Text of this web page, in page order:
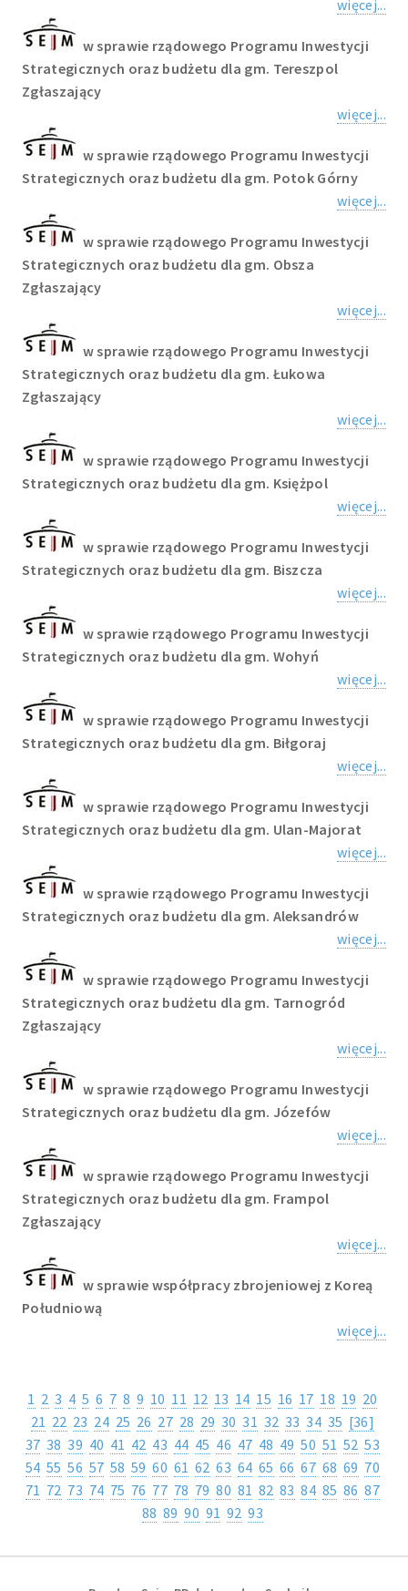
więcej...
w sprawie rządowego Programu Inwestycji
Strategicznych oraz budżetu dla gm. Tereszpol
Zgłaszający
więcej...
w sprawie rządowego Programu Inwestycji
Strategicznych oraz budżetu dla gm. Potok Górny
więcej...
w sprawie rządowego Programu Inwestycji
Strategicznych oraz budżetu dla gm. Obsza
Zgłaszający
więcej...
w sprawie rządowego Programu Inwestycji
Strategicznych oraz budżetu dla gm. Łukowa
Zgłaszający
więcej...
w sprawie rządowego Programu Inwestycji
Strategicznych oraz budżetu dla gm. Księżpol
więcej...
w sprawie rządowego Programu Inwestycji
Strategicznych oraz budżetu dla gm. Biszcza
więcej...
w sprawie rządowego Programu Inwestycji
Strategicznych oraz budżetu dla gm. Wohyń
więcej...
w sprawie rządowego Programu Inwestycji
Strategicznych oraz budżetu dla gm. Biłgoraj
więcej...
w sprawie rządowego Programu Inwestycji
Strategicznych oraz budżetu dla gm. Ulan-Majorat
więcej...
w sprawie rządowego Programu Inwestycji
Strategicznych oraz budżetu dla gm. Aleksandrów
więcej...
w sprawie rządowego Programu Inwestycji
Strategicznych oraz budżetu dla gm. Tarnogród
Zgłaszający
więcej...
w sprawie rządowego Programu Inwestycji
Strategicznych oraz budżetu dla gm. Józefów
więcej...
w sprawie rządowego Programu Inwestycji
Strategicznych oraz budżetu dla gm. Frampol
Zgłaszający
więcej...
w sprawie współpracy zbrojeniowej z Koreą
Południową
więcej...
1 2 3 4 5 6 7 8 9 10 11 12 13 14 15 16 17 18 19 20
21 22 23 24 25 26 27 28 29 30 31 32 33 34 35 [36]
37 38 39 40 41 42 43 44 45 46 47 48 49 50 51 52 53
54 55 56 57 58 59 60 61 62 63 64 65 66 67 68 69 70
71 72 73 74 75 76 77 78 79 80 81 82 83 84 85 86 87
88 89 90 91 92 93